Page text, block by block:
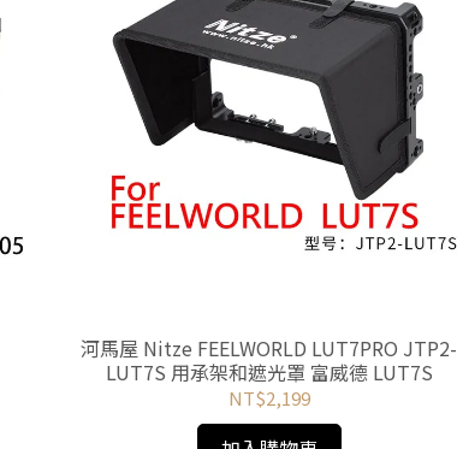
河馬屋 Nitze FEELWORLD LUT7PRO JTP2-
LUT7S 用承架和遮光罩 富威德 LUT7S
NT$2,199